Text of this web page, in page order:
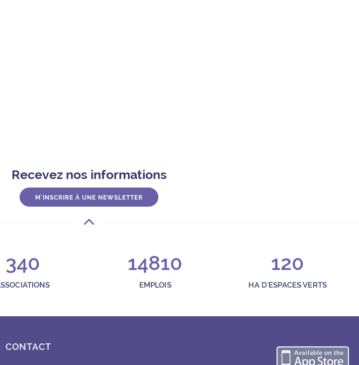
à 18h et le samedi de 14h à 18h.
Recevez nos informations
M'INSCRIRE À UNE NEWSLETTER
340 14810
EMPLOIS
120
HA D'ESPACES VERTS
CONTACT